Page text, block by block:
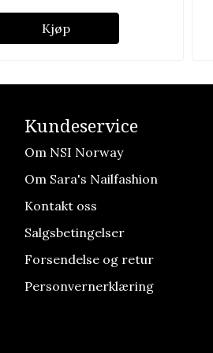
Kjøp
Kundeservice
Om NSI Norway
Om Sara's Nailfashion
Kontakt oss
Salgsbetingelser
Forsendelse og retur
Personvernerklæring